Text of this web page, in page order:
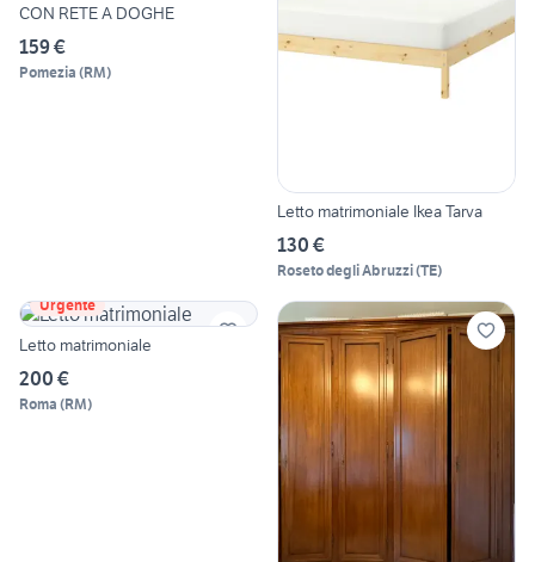
CON RETE A DOGHE
159 €
Pomezia (RM)
Letto matrimoniale Ikea Tarva
130 €
Roseto degli Abruzzi(TE)
Urgente
Letto matrimoniale
200 €
Roma (RM)